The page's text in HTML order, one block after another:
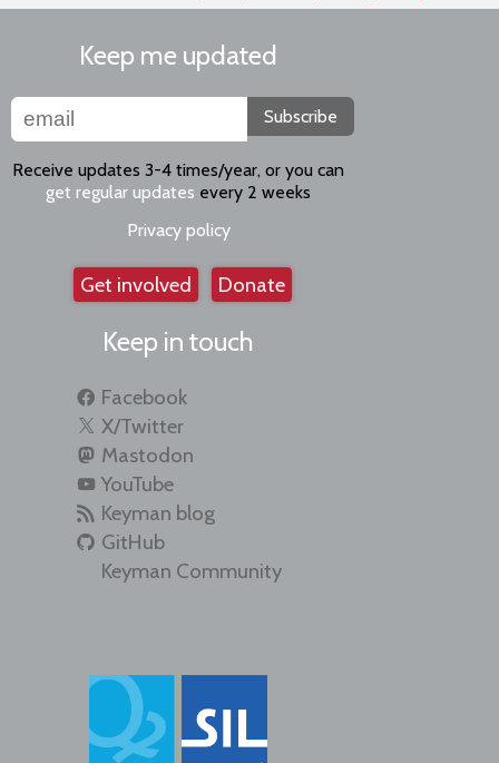
Keep me updated
Subscribe
Receive updates 3-4 times/year, or you can
get regular updates every 2 weeks
Privacy policy
Get involved Donate
Keep in touch
Facebook
X/Twitter
Mastodon
YouTube
Keyman blog
GitHub
Keyman Community